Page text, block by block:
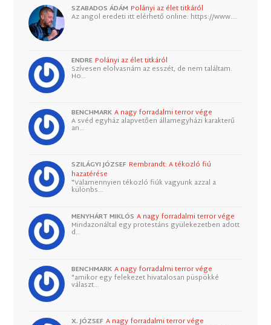
SZABADOS ÁDÁM Polányi az élet titkáról
Az angol eredeti itt elérhető online: https://www.…
ENDRE Polányi az élet titkáról
Szívesen elolvasnám az esszét, de nem találtam.
Ho…
BENCHMARK A nagy forradalmi terror vége
A svéd egyház alapvetően államegyházi karakterű
an…
SZILÁGYI JÓZSEF Rembrandt: A tékozló fiú
hazatérése
"Valamennyien tékozló fiúk vagyunk azzal a
különbs…
MENYHÁRT MIKLÓS A nagy forradalmi terror vége
Mindazonáltal egy protestáns gyülekezetben adott
d…
BENCHMARK A nagy forradalmi terror vége
"amikor egy felekezet hivatalosan püspökké
választ…
X. JÓZSEF A nagy forradalmi terror vége